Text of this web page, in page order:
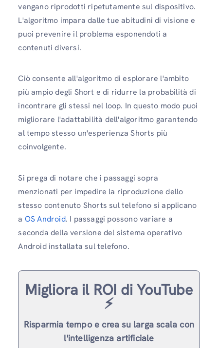
vengano riprodotti ripetutamente sul dispositivo.
L'algoritmo impara dalle tue abitudini di visione e
puoi prevenire il problema esponendoti a
contenuti diversi.
Ciò consente all'algoritmo di esplorare l'ambito
più ampio degli Short e di ridurre la probabilità di
incontrare gli stessi nel loop. In questo modo puoi
migliorare l'adattabilità dell'algoritmo garantendo
al tempo stesso un'esperienza Shorts più
coinvolgente.
Si prega di notare che i passaggi sopra
menzionati per impedire la riproduzione dello
stesso contenuto Shorts sul telefono si applicano
a OS Android. I passaggi possono variare a
seconda della versione del sistema operativo
Android installata sul telefono.
Migliora il ROI di YouTube
⚡️
Risparmia tempo e crea su larga scala con
l'intelligenza artificiale